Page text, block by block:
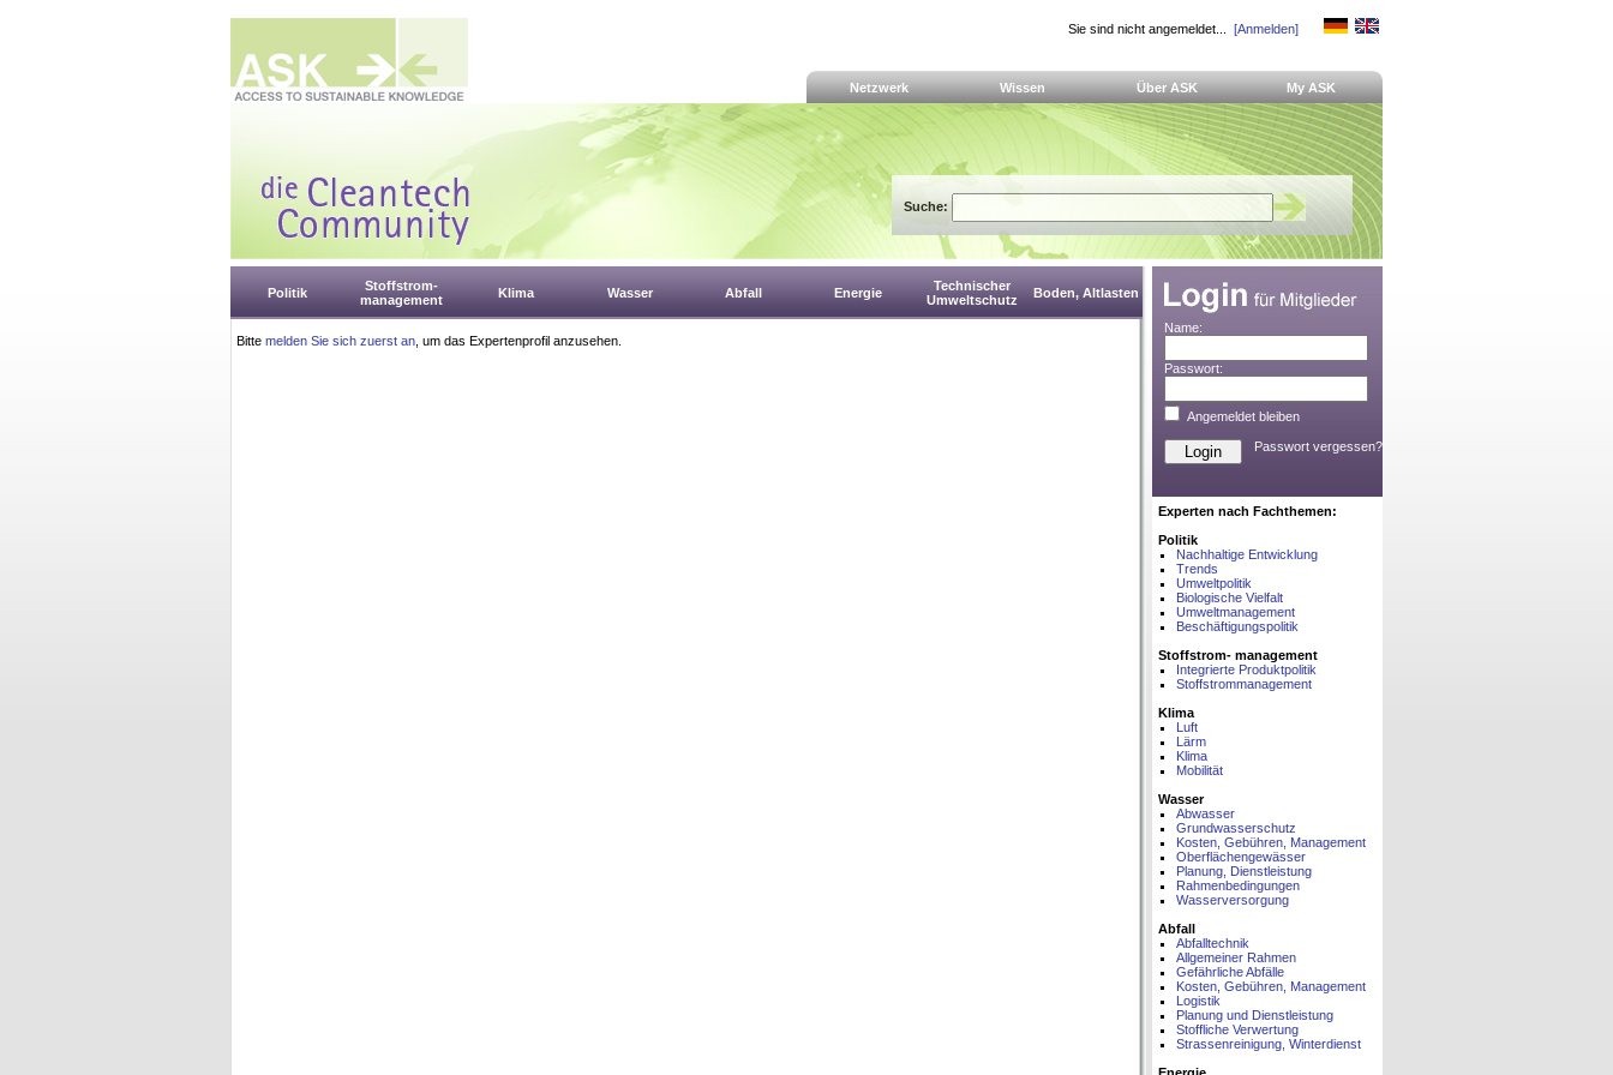
Sie sind nicht angemeldet... [Anmelden]
Netzwerk Wissen Über ASK My ASK
Suche:
Politik
Stoffstrom-
management
Klima Wasser Abfall Energie
Technischer
Umweltschutz
Boden, Altlasten
Bitte melden Sie sich zuerst an , um das Expertenprofil anzusehen.
Name:
Passwort:
Angemeldet bleiben
Passwort vergessen?
Experten nach Fachthemen:
Politik
Nachhaltige Entwicklung
Trends
Umweltpolitik
Biologische Vielfalt
Umweltmanagement
Beschäftigungspolitik
Stoffstrom- management
Integrierte Produktpolitik
Stoffstrommanagement
Klima
Luft
Lärm
Klima
Mobilität
Wasser
Abwasser
Grundwasserschutz
Kosten, Gebühren, Management
Oberflächengewässer
Planung, Dienstleistung
Rahmenbedingungen
Wasserversorgung
Abfall
Abfalltechnik
Allgemeiner Rahmen
Gefährliche Abfälle
Kosten, Gebühren, Management
Logistik
Planung und Dienstleistung
Stoffliche Verwertung
Strassenreinigung, Winterdienst